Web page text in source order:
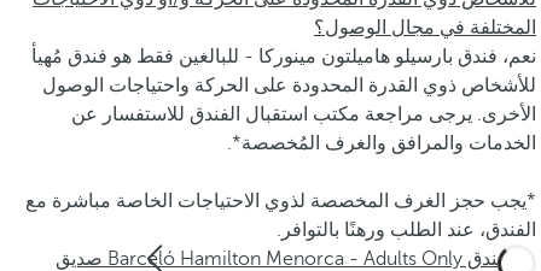
المختلفة في مجال الوصول؟
نعم، فندق بارسيلو هاميلتون مينوركا - للبالغين فقط هو فندق مُهيأ
للأشخاص ذوي القدرة المحدودة على الحركة واحتياجات الوصول
الأخرى. يرجى مراجعة مكتب استقبال الفندق للاستفسار عن
الخدمات والمرافق والغرف المُخصصة*.
*يجب حجز الغرف المخصصة لذوي الاحتياجات الخاصة مباشرة مع
الفندق، عند الطلب ورهنًا بالتوافر.
هل فندق Barceló Hamilton Menorca - Adults Only صديق